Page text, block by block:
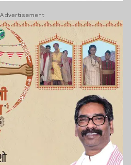
Advertisement